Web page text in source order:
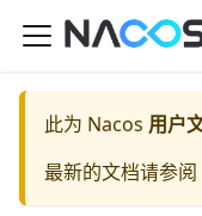
此为 Nacos 用户
最新的文档请参阅